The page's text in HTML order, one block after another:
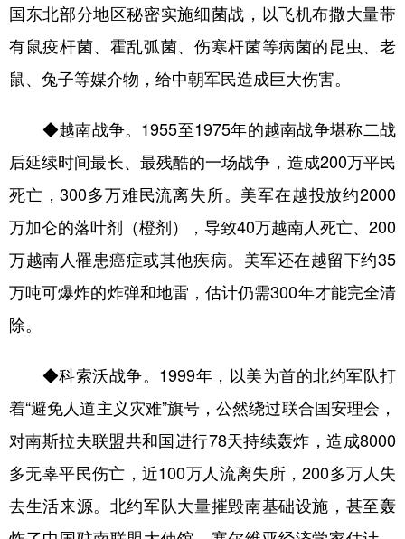
国东北部分地区秘密实施细菌战，以飞机布撒大量带
有鼠疫杆菌、霍乱弧菌、伤寒杆菌等病菌的昆虫、老
鼠、兔子等媒介物，给中朝军民造成巨大伤害。
◆越南战争。1955至1975年的越南战争堪称二战
后延续时间最长、最残酷的一场战争，造成200万平民
死亡，300多万难民流离失所。美军在越投放约2000
万加仑的落叶剂（橙剂），导致40万越南人死亡、200
万越南人罹患癌症或其他疾病。美军还在越留下约35
万吨可爆炸的炸弹和地雷，估计仍需300年才能完全清
除。
◆科索沃战争。1999年，以美为首的北约军队打
着“避免人道主义灾难”旗号，公然绕过联合国安理会，
对南斯拉夫联盟共和国进行78天持续轰炸，造成8000
多无辜平民伤亡，近100万人流离失所，200多万人失
去生活来源。北约军队大量摧毁南基础设施，甚至轰